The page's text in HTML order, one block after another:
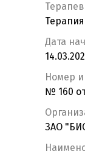
Дата
Номер и
№ 160
ЗАО